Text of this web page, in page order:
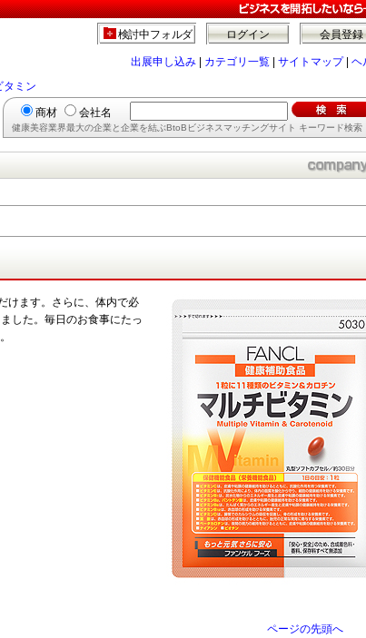
会員登録
ログイン
検討中フォルダ
出展申し込み カテゴリ一覧 サイトマップ| ヘ
タミン
商材 会社名
健康美容業界最大の企業と企業を結ぶBtoBビジネスマッチングサイト キーワード検索
けます。さらに、体内で必
した。毎日のお食事にたっ
ページの先頭へ